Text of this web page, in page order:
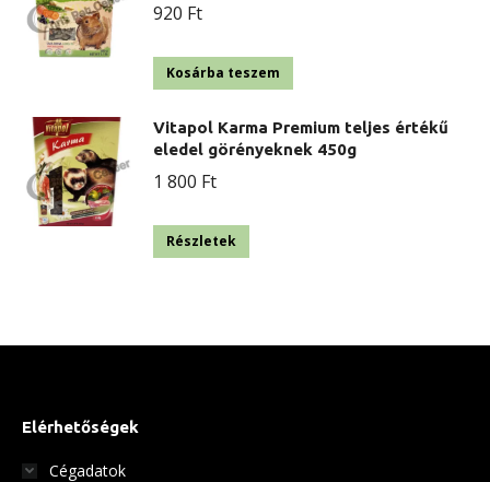
920 Ft
Kosárba teszem
Vitapol Karma Premium teljes értékű
eledel görényeknek 450g
1 800 Ft
Részletek
Elérhetőségek
Cégadatok